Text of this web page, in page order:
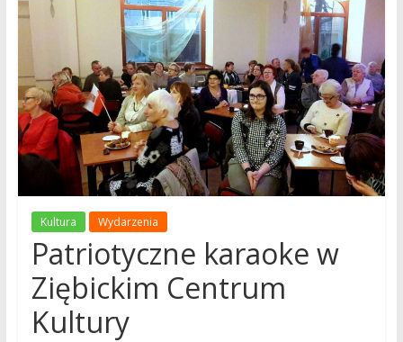
Kultura Wydarzenia
Patriotyczne karaoke w
Ziębickim Centrum
Kultury